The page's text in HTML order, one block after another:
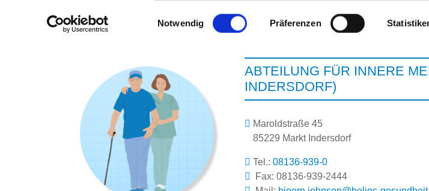
Einwilligungsauswahl
Notwendig Präferenzen
ABTEILUNG FÜR INNERE
INDERSDORF)
Maroldstraße 45
85229 Markt Indersdorf
Tel.: 08136-939-0
Fax: 08136-939-2444